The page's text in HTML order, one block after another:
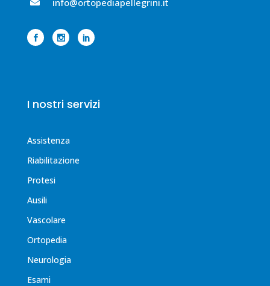
I nostri servizi
Assistenza
Riabilitazione
Protesi
Ausili
Vascolare
Ortopedia
Neurologia
Esami